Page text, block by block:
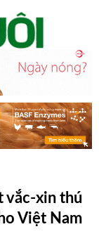
vắc-xin thú
Việt Nam